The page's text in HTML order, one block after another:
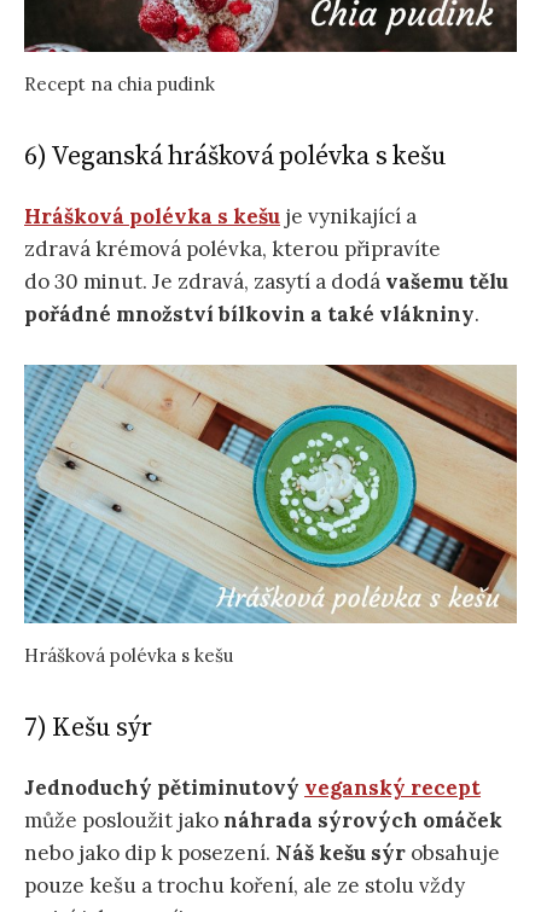
Recept na chia pudink
6) Veganská hrášková polévka s kešu
Hrášková polévka s kešu je vynikající a
zdravá krémová polévka, kterou připravíte
do 30 minut. Je zdravá, zasytí a dodá vašemu tělu
pořádné množství bílkovin a také vlákniny.
Hrášková polévka s kešu
7) Kešu sýr
Jednoduchý pětiminutový veganský recept
může posloužit jakonáhrada sýrových omáček
nebo jako dip k posezení. Náš kešu sýr obsahuje
pouze kešu a trochu koření, ale ze stolu vždy